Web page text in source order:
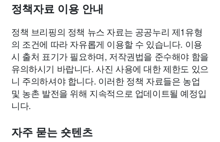
정책자료 이용 안내
정책 브리핑의 정책 뉴스 자료는 공공누리 제1유형
의 조건에 따라 자유롭게 이용할 수 있습니다. 이용
시 출처 표기가 필요하며, 저작권법을 준수해야 함을
유의하시기 바랍니다. 사진 사용에 대한 제한도 있으
니 주의하셔야 합니다. 이러한 정책 자료들은 농업
및 농촌 발전을 위해 지속적으로 업데이트될 예정입
니다.
자주 묻는 숏텐츠